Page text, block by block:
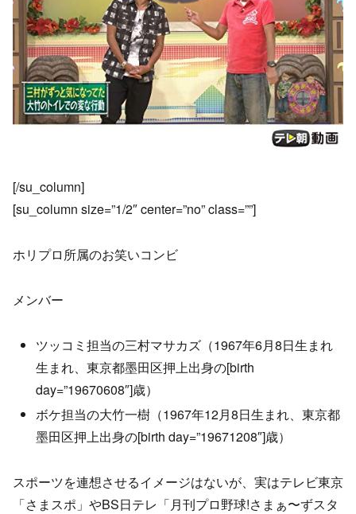
[/su_column]
[su_column size=”1/2″ center=”no” class=””]
ホリプロ所属のお笑いコンビ
メンバー
ツッコミ担当の三村マサカズ（1967年6月8日生まれ
生まれ、東京都墨田区押上出身の[birth
day=”19670608″]歳）
ボケ担当の大竹一樹（1967年12月8日生まれ、東京都
墨田区押上出身の[birth day=”19671208″]歳）
スポーツを連想させるイメージはないが、実はテレビ東京
「さまスポ」やBS日テレ「月刊プロ野球!さまぁ〜ずスタ